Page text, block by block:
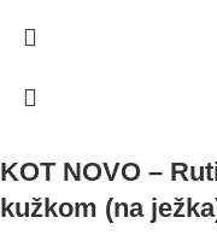
KOT NOVO –
kužkom (na